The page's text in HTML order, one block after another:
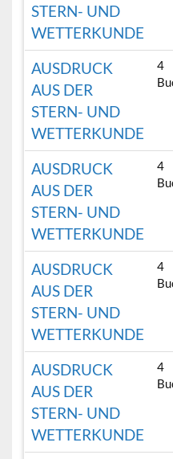
STERN- UND
WETTERKUNDE
AUSDRUCK
AUS DER
STERN- UND
WETTERKUNDE
4
AUSDRUCK
AUS DER
STERN- UND
WETTERKUNDE
4
AUSDRUCK
AUS DER
STERN- UND
WETTERKUNDE
4
AUSDRUCK
AUS DER
STERN- UND
WETTERKUNDE
4